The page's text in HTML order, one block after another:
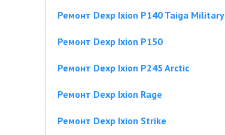
Ремонт Dexp Ixion P140 Taiga Military
Ремонт Dexp Ixion P150
Ремонт Dexp Ixion P245 Arctic
Ремонт Dexp Ixion Rage
Ремонт Dexp Ixion Strike